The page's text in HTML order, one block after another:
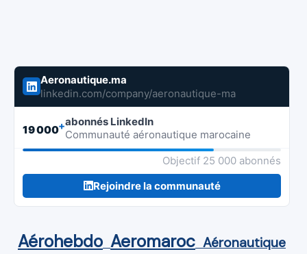
Aeronautique.ma
linkedin.com/company/aeronautique-ma
19 000+abonnés LinkedIn
Communauté aéronautique marocaine
Objectif 25 000 abonnés
Rejoindre la communauté
Aérohebdo Aeromaroc Aéronautique